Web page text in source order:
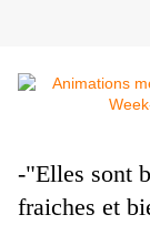
-"Elles sont
fraiches et